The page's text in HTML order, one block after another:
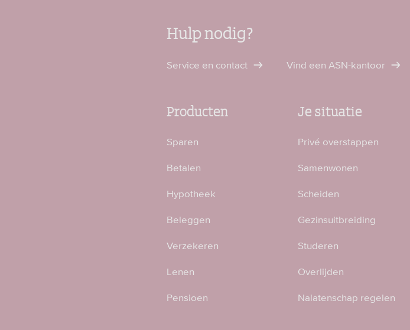
Hulp nodig?
Service en contact Vind een ASN-kantoor
Producten
Sparen
Betalen
Hypotheek
Beleggen
Verzekeren
Lenen
Pensioen
Je situatie
Privé overstappen
Samenwonen
Scheiden
Gezinsuitbreiding
Studeren
Overlijden
Nalatenschap regelen